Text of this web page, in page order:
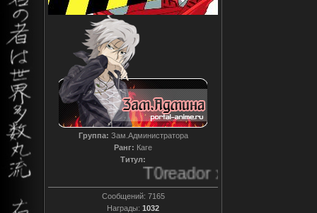
Группа: Зам.Администратора
Ранг: Каге
Титул:
T0reador xD
Сообщений: 7165
Награды: 1032